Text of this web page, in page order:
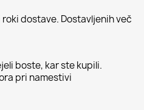
dostave. Dostavljenih več
boste, kar ste kupili.
pri namestivi